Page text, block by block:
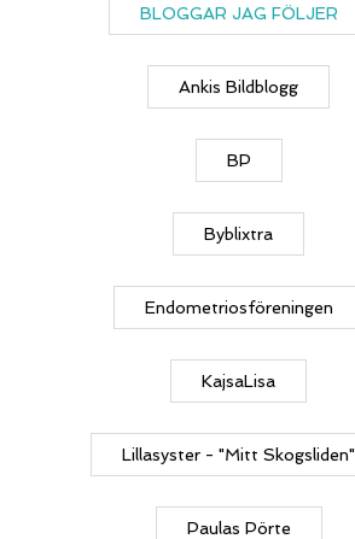
BLOGGAR JAG FÖLJER
Ankis Bildblogg
BP
Byblixtra
Endometriosföreningen
KajsaLisa
Lillasyster - "Mitt Skogsliden"
Paulas Pörte